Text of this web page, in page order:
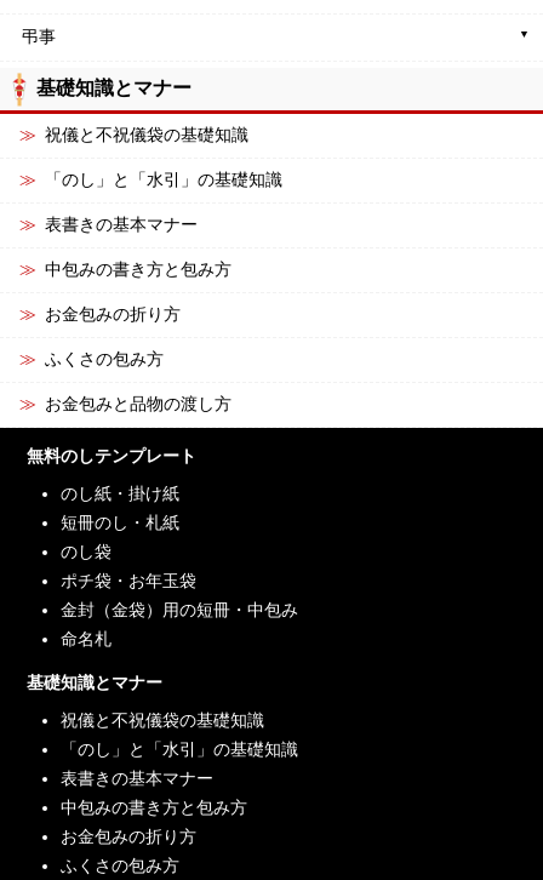
弔事
基礎知識とマナー
祝儀と不祝儀袋の基礎知識
「のし」と「水引」の基礎知識
表書きの基本マナー
中包みの書き方と包み方
お金包みの折り方
ふくさの包み方
お金包みと品物の渡し方
無料のしテンプレート
のし紙・掛け紙
短冊のし・札紙
のし袋
ポチ袋・お年玉袋
金封（金袋）用の短冊・中包み
命名札
基礎知識とマナー
祝儀と不祝儀袋の基礎知識
「のし」と「水引」の基礎知識
表書きの基本マナー
中包みの書き方と包み方
お金包みの折り方
ふくさの包み方